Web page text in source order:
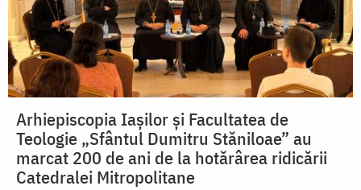
Arhiepiscopia Iașilor și Facultatea de
Teologie „Sfântul Dumitru Stăniloae” au
marcat 200 de ani de la hotărârea ridicării
Catedralei Mitropolitane